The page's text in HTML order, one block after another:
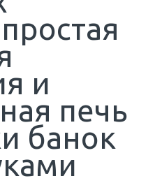
и
печь
банок